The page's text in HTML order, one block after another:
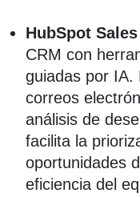
HubSpot
CRM con
guiadas por IA.
correos
análisis de
facilita la
oportunidades
eficiencia del